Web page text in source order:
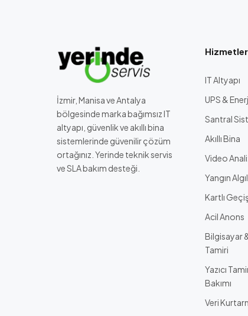
İzmir, Manisa ve Antalya
bölgesinde marka bağımsız IT
altyapı, güvenlik ve akıllı bina
sistemlerinde güvenilir çözüm
ortağınız. Yerinde teknik servis
ve SLA bakım desteği.
Hizmetler
IT Altyapı
UPS &
Santral
Akıllı Bina
Video
Yangın
Kartlı
Acil Anons
Bilgisayar
Tamiri
Yazıcı
Bakımı
Veri